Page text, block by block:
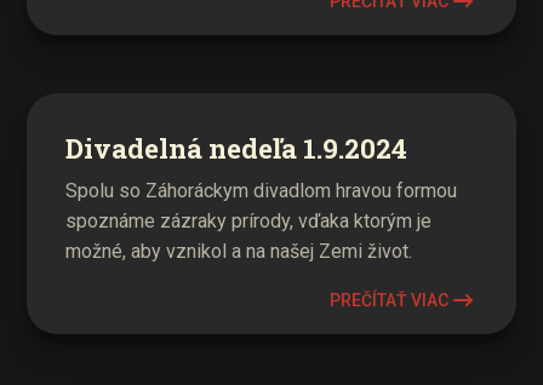
Divadelná nedeľa 1.9.2024
Spolu so Záhoráckym divadlom hravou formou
spoznáme zázraky prírody, vďaka ktorým je
možné, aby vznikol a na našej Zemi život.
PREČÍTAŤ VIAC